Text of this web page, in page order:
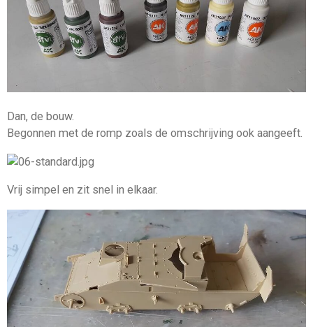
Dan, de bouw.
Begonnen met de romp zoals de omschrijving ook aangeeft.
Vrij simpel en zit snel in elkaar.